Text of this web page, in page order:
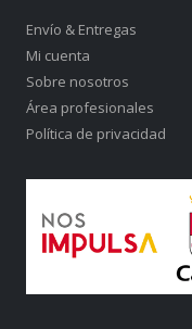
Envío & Entregas
Mi cuenta
Sobre nosotros
Área profesionales
Política de privacidad